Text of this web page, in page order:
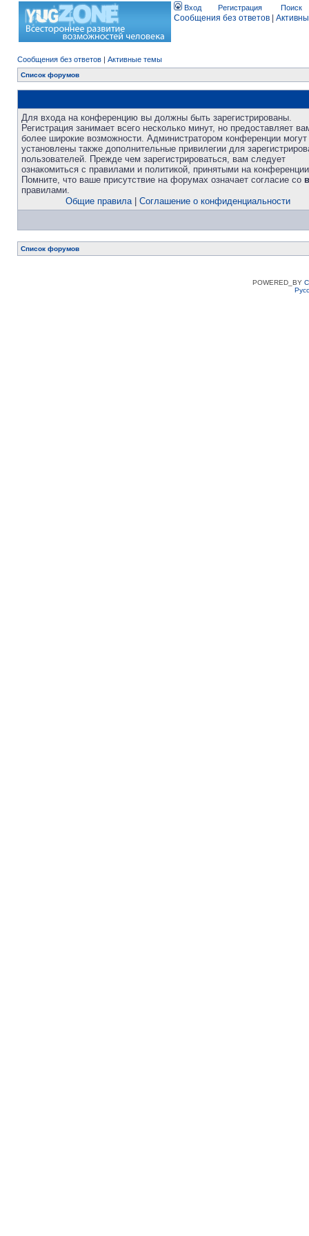
Вход Регистрация Поиск
Сообщения без ответов
Сообщения без ответов | Активные темы
Список форумов
Для входа на конференцию вы должны быть зарегистрированы.
Регистрация занимает всего несколько минут, но предоставляет
более широкие возможности. Администратором конференции
установлены также дополнительные привилегии для
пользователей. Прежде чем зарегистрироваться, вам следует
ознакомиться с правилами и политикой, принятыми на
Помните, что ваше присутствие на форумах означает согласие со
правилами.
Общие правила| Соглашение о конфиденциальности
Список форумов
POWERED_BY